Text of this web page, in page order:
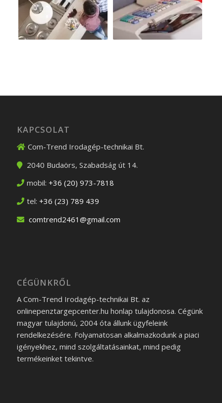
KAPCSOLAT
Com-Trend Irodagép-technikai Bt.
2040 Budaörs, Szabadság út 14.
mobil: +36 (20) 973-7818
tel: +36 (23) 789 439
comtrend2461@gmail.com
CÉGÜNKRŐL
A Com-Trend Irodagép-technikai Bt. az
onlinepenztargepcenter.hu honlap tulajdonosa. Cégünk
magyar tulajdonú, 2004 óta állunk ügyfeleink
rendelkezésére. Folyamatosan alkalmazkodunk a piaci
igényekhez, mind szolgáltatásainkat, mind pedig
termékeinket tekintve.